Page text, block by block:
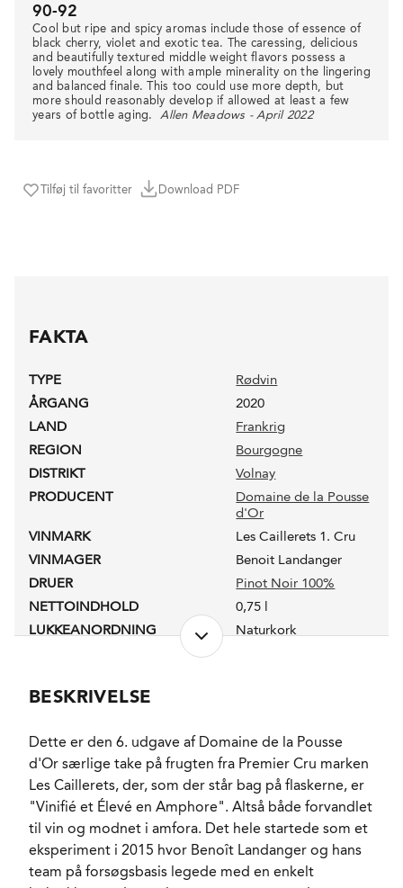
Tilføj til favoritter Download PDF
90-92
Cool but ripe and spicy aromas include those of essence of
black cherry, violet and exotic tea. The caressing, delicious
and beautifully textured middle weight flavors possess a
lovely mouthfeel along with ample minerality on the lingering
and balanced finale. This too could use more depth, but
more should reasonably develop if allowed at least a few
years of bottle aging.Allen Meadows - April 2022
FAKTA
TYPE
Rødvin
ÅRGANG
2020
LAND
Frankrig
REGION
Bourgogne
DISTRIKT
Volnay
PRODUCENT
Domaine de la Pousse
d'Or
VINMARK
Les Caillerets 1. Cru
VINMAGER
Benoit Landanger
DRUER
Pinot Noir 100%
NETTOINDHOLD
0,75 l
LUKKEANORDNING
Naturkork
RESTSUKKER
1,5 g/l
FADLAGRET
Ja
LAGRING
16-18 måneder. Heraf
12 måneder i 800 liters
terracotta amphora.
FORVENTET HOLDBARHED
8-12 år fra høståret.
SERVERINGS-TEMPERATUR
15 - 17°C
EMBALLAGETYPE
Flaske (75 cl)
BESKRIVELSE
Dette er den 6. udgave af Domaine de la Pousse
d'Or særlige take på frugten fra Premier Cru marken
Les Caillerets, der, som der står bag på flaskerne, er
"Vinifié et Élevé en Amphore". Altså både forvandlet
til vin og modnet i amfora. Det hele startede som et
eksperiment i 2015 hvor Benoît Landanger og hans
team på forsøgsbasis legede med en enkelt